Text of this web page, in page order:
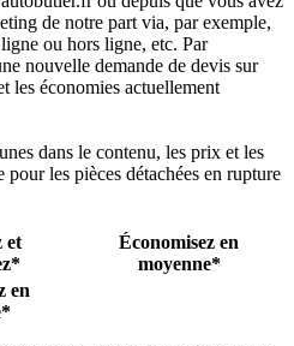
de notre part via, par exemple,
ou hors ligne, etc. Par
nouvelle demande de devis sur
les économies actuellement
dans le contenu, les prix et les
les pièces détachées en rupture
et
Économisez en
moyenne*
en